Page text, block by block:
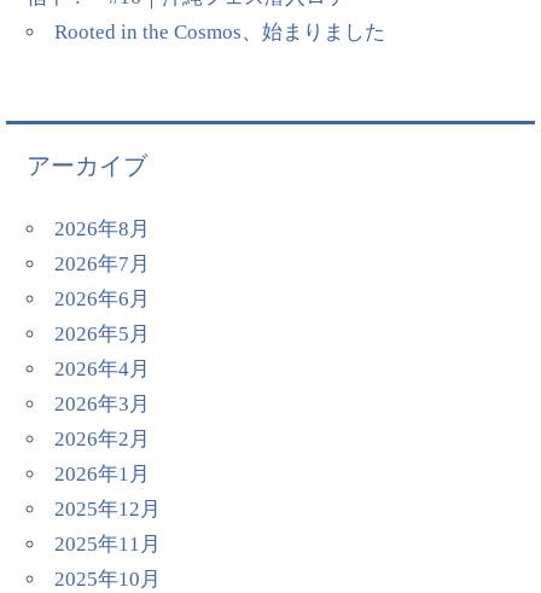
Rooted in the Cosmos、始まりました
アーカイブ
2026年8月
2026年7月
2026年6月
2026年5月
2026年4月
2026年3月
2026年2月
2026年1月
2025年12月
2025年11月
2025年10月